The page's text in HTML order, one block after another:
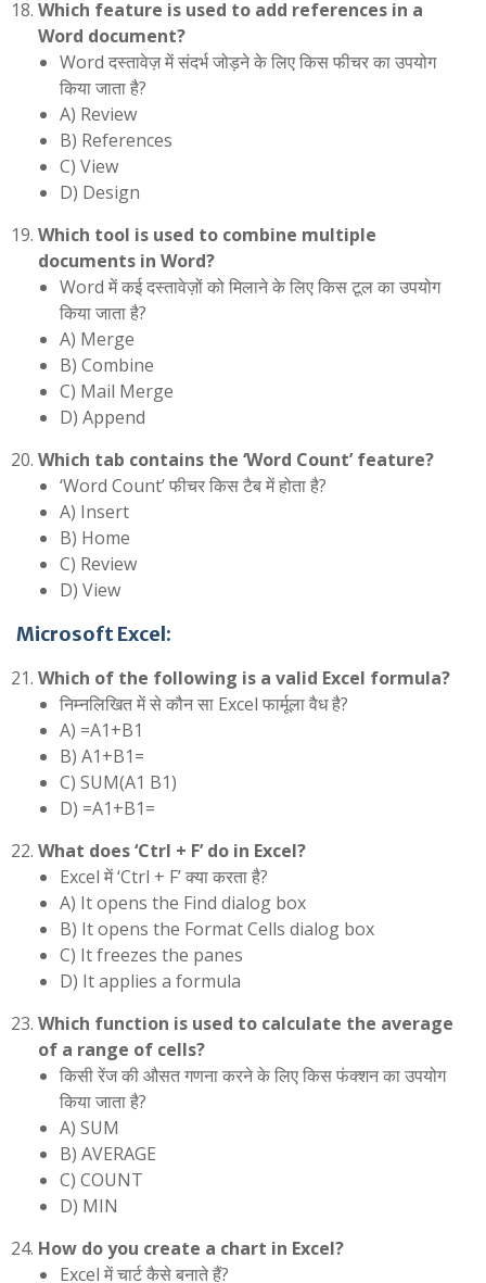
Which feature is used to add references in a
Word document?
Word दस्तावेज़ में संदर्भ जोड़ने के लिए किस फीचर का उपयोग
किया जाता है?
A) Review
B) References
C) View
D) Design
Which tool is used to combine multiple
documents in Word?
Word में कई दस्तावेज़ों को मिलाने के लिए किस टूल का उपयोग
किया जाता है?
A) Merge
B) Combine
C) Mail Merge
D) Append
Which tab contains the ‘Word Count’ feature?
‘Word Count’ फीचर किस टैब में होता है?
A) Insert
B) Home
C) Review
D) View
Microsoft Excel:
Which of the following is a valid Excel formula?
निम्नलिखित में से कौन सा Excel फार्मूला वैध है?
A) =A1+B1
B) A1+B1=
C) SUM(A1 B1)
D) =A1+B1=
What does ‘Ctrl + F’ do in Excel?
Excel में ‘Ctrl + F’ क्या करता है?
A) It opens the Find dialog box
B) It opens the Format Cells dialog box
C) It freezes the panes
D) It applies a formula
Which function is used to calculate the average
of a range of cells?
किसी रेंज की औसत गणना करने के लिए किस फंक्शन का उपयोग
किया जाता है?
A) SUM
B) AVERAGE
C) COUNT
D) MIN
How do you create a chart in Excel?
Excel में चार्ट कैसे बनाते हैं?